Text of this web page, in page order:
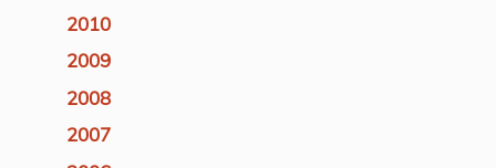
2010
2009
2008
2007